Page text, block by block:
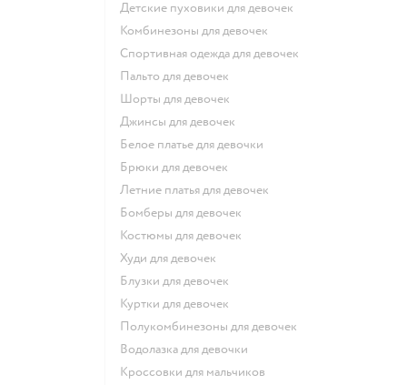
Детские пуховики для девочек
Комбинезоны для девочек
Спортивная одежда для девочек
Пальто для девочек
Шорты для девочек
Джинсы для девочек
Белое платье для девочки
Брюки для девочек
Летние платья для девочек
Бомберы для девочек
Костюмы для девочек
Худи для девочек
Блузки для девочек
Куртки для девочек
Полукомбинезоны для девочек
Водолазка для девочки
Кроссовки для мальчиков